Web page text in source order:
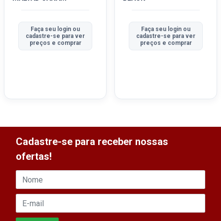
Faça seu login ou
cadastre-se para ver
preços e comprar
Faça seu login ou
cadastre-se para ver
preços e comprar
Cadastre-se para receber nossas
ofertas!